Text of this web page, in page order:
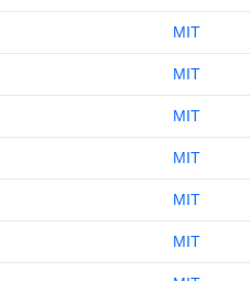
MIT
MIT
MIT
MIT
MIT
MIT